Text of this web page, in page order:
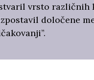
vrsto različnih
določene